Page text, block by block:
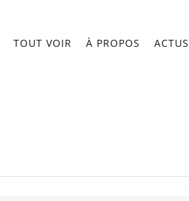
TOUT VOIR À PROPOS ACTUS